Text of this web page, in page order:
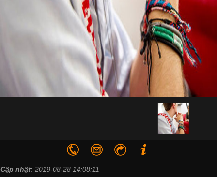
Cập nhật: 2019-08-28 14:08:11